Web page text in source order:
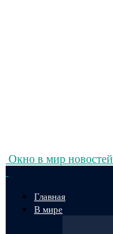
Окно в мир новостей
Главная
В мире